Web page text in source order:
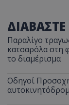
ΔΙΑΒΑΣΤΕ
Παραλίγο
κατσαρόλα στη
το διαμέρισμα
Οδηγοί